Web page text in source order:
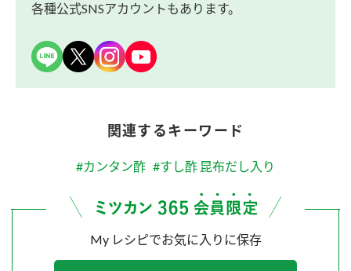
各種公式SNSアカウントもあります。
関連するキーワード
#カンタン酢 #すし酢 昆布だし入り
My レシピでお気に入りに保存